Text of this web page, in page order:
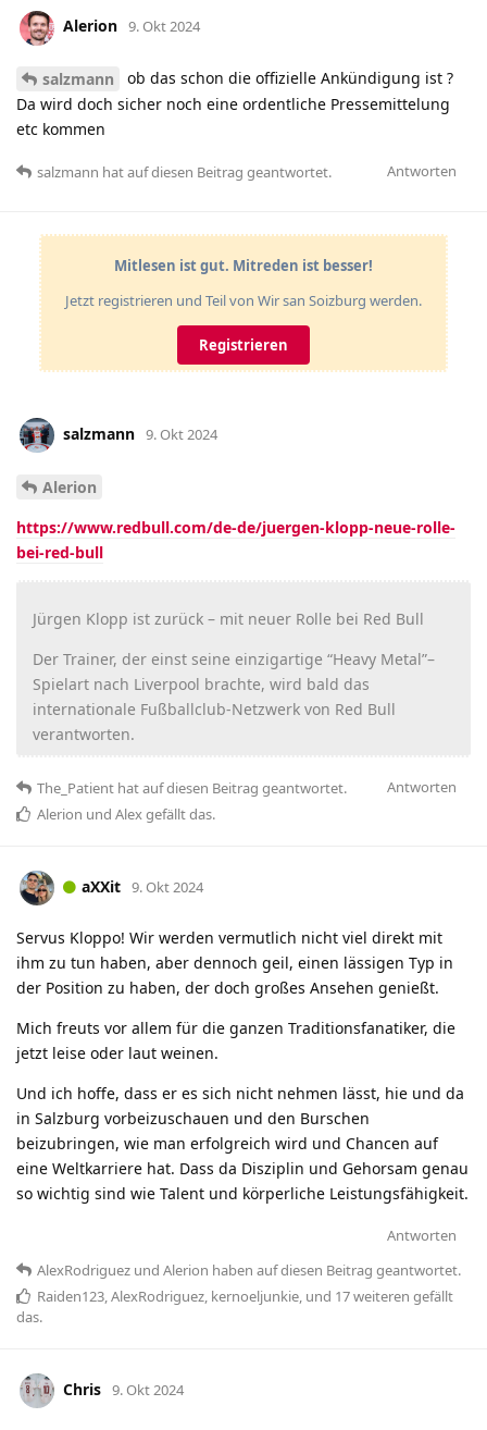
Alerion 9. Okt 2024
salzmann
ob das schon die offizielle Ankündigung ist ?
Da wird doch sicher noch eine ordentliche Pressemittelung
etc kommen
Antworten
salzmann hatauf diesen Beitrag geantwortet.
Mitlesen ist gut. Mitreden ist besser!
Jetzt registrieren und Teil von Wir san Soizburg werden.
Registrieren
salzmann 9. Okt 2024
Alerion
https://www.redbull.com/de-de/juergen-klopp-neue-rolle-
bei-red-bull
Jürgen Klopp ist zurück – mit neuer Rolle bei Red Bull
Der Trainer, der einst seine einzigartige “Heavy Metal”–
Spielart nach Liverpool brachte, wird bald das
internationale Fußballclub-Netzwerk von Red Bull
verantworten.
Antworten
The_Patient hatauf diesen Beitrag geantwortet.
Alerion und Alexgefällt das.
aXXit 9. Okt 2024
Servus Kloppo! Wir werden vermutlich nicht viel direkt mit
ihm zu tun haben, aber dennoch geil, einen lässigen Typ in
der Position zu haben, der doch großes Ansehen genießt.
Mich freuts vor allem für die ganzen Traditionsfanatiker, die
jetzt leise oder laut weinen.
Und ich hoffe, dass er es sich nicht nehmen lässt, hie und da
in Salzburg vorbeizuschauen und den Burschen
beizubringen, wie man erfolgreich wird und Chancen auf
eine Weltkarriere hat. Dass da Disziplin und Gehorsam genau
so wichtig sind wie Talent und körperliche Leistungsfähigkeit.
Antworten
AlexRodriguez und Alerion haben auf diesen Beitrag geantwortet.
Raiden123,AlexRodriguez, kernoeljunkie, und 17weiteren gefällt
das.
Chris 9. Okt 2024